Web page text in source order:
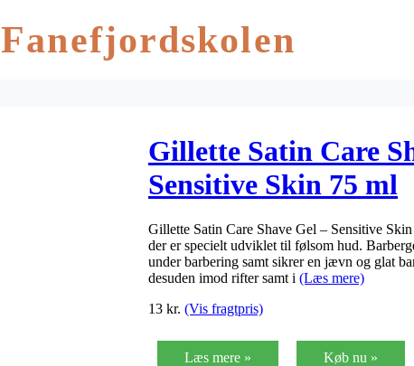
Fanefjordskolen
Gillette Satin Care
Sensitive Skin 75 ml
Gillette Satin Care Shave Gel – Sensitive
der er specielt udviklet til følsom hud.
under barbering samt sikrer en jævn og glat
desuden imod rifter samt i (Læs mere)
13 kr. (Vis fragtpris)
Læs mere » Køb nu »